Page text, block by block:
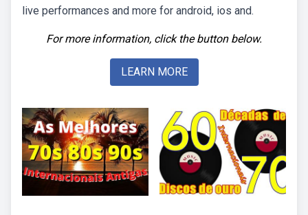
live performances and more for android, ios and.
For more information, click the button below.
LEARN MORE